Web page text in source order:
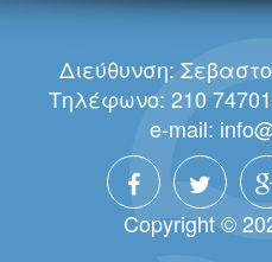
Διεύθυνση:
Τηλέφωνο: 210
e-mail:
Copyright ©